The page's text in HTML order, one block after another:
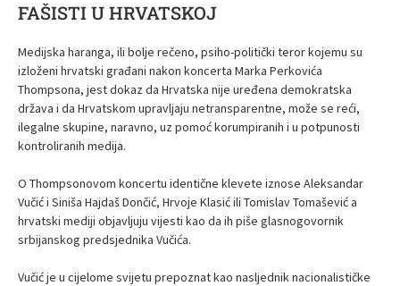
FAŠISTI U HRVATSKOJ
Medijska haranga, ili bolje rečeno, psiho-politički teror kojemu su
izloženi hrvatski građani nakon koncerta Marka Perkovića
Thompsona, jest dokaz da Hrvatska nije uređena demokratska
država i da Hrvatskom upravljaju netransparentne, može se reći,
ilegalne skupine, naravno, uz pomoć korumpiranih i u potpunosti
kontroliranih medija.
O Thompsonovom koncertu identične klevete iznose Aleksandar
Vučić i Siniša Hajdaš Dončić, Hrvoje Klasić ili Tomislav Tomašević a
hrvatski mediji objavljuju vijesti kao da ih piše glasnogovornik
srbijanskog predsjednika Vučića.
Vučić je u cijelome svijetu prepoznat kao nasljednik nacionalističke